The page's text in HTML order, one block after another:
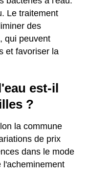
Le traitement
des
qui peuvent
et favoriser la
est-il
?
la commune
de prix
dans le mode
l'acheminement